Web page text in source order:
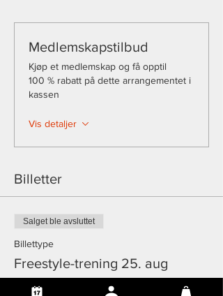
Medlemskapstilbud
Kjøp et medlemskap og få opptil
100 % rabatt på dette arrangementet i
kassen
Vis detaljer
Billetter
Salget ble avsluttet
Billettype
Freestyle-trening 25. aug
Mer informasjon